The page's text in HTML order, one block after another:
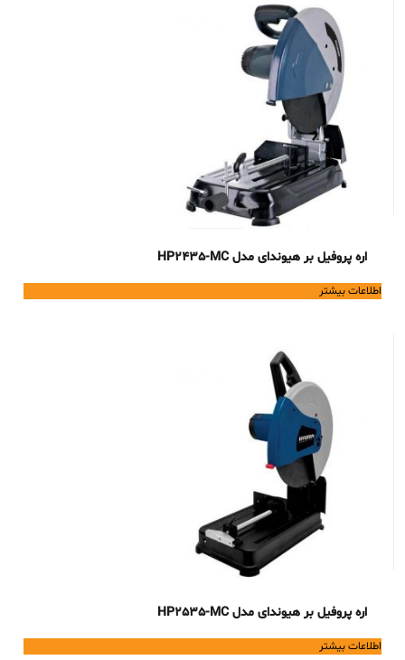
اره پروفیل بر هیوندای مدل HP2435-MC
اطلاعات بیشتر
اره پروفیل بر هیوندای مدل HP2535-MC
اطلاعات بیشتر